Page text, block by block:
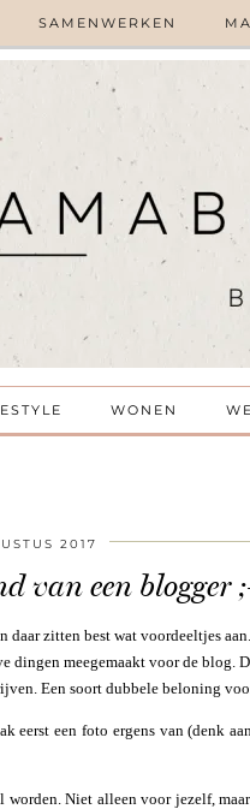
SAMENWERKEN
WONEN
2017
van een blogger
zitten best wat voordeeltjes
dingen meegemaakt voor de blog.
Een soort dubbele beloning
eerst een foto ergens van (denk
worden. Niet alleen voor jezelf,